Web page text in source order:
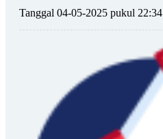
Tanggal 04-05-2025 pukul 22:34